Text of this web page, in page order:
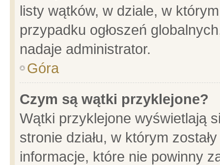
listy wątków, w dziale, w
przypadku ogłoszeń
nadaje administrator.
Góra
Czym są wątki przyklejone?
Wątki przyklejone wyświetlają
stronie działu, w którym
informacje, które nie powinny